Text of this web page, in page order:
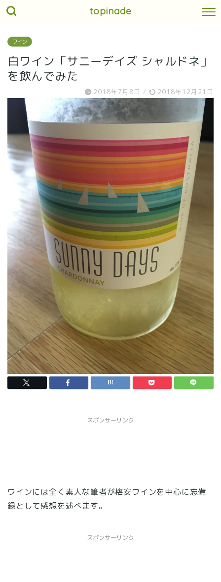
topinade
ワイン
白ワイン「サニーデイズ シャルドネ」
を飲んでみた
2018年7月8日 / 2018年12月21日
スポンサーリンク
ワインには全く素人な筆者が格安ワインを中心に忘備
録として感想を述べます。
スポンサーリンク